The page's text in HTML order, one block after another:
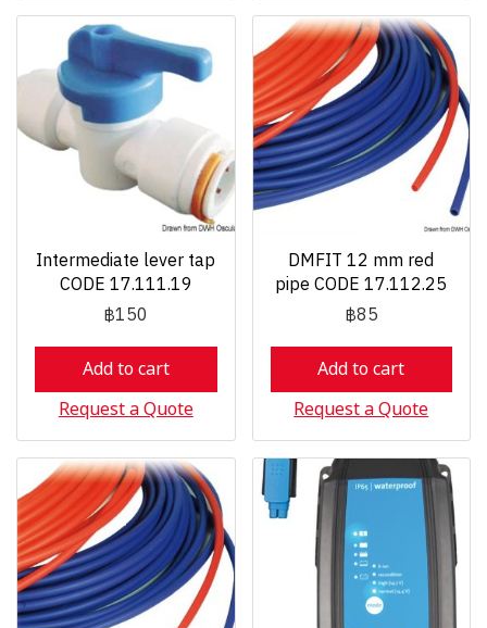
Intermediate lever tap
CODE 17.111.19
฿150
Add to cart
Request a Quote
DMFIT 12 mm red
pipe CODE 17.112.25
฿85
Add to cart
Request a Quote